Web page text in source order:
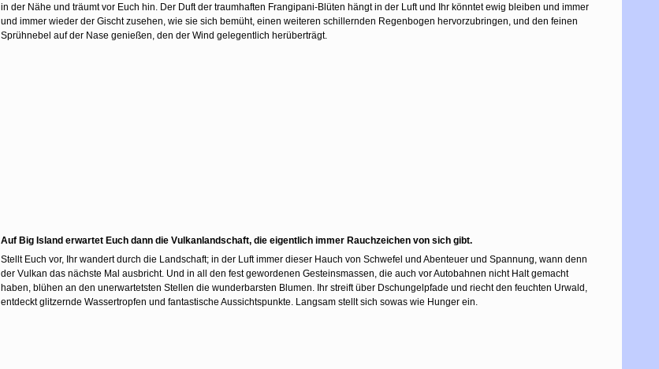
in der Nähe und träumt vor Euch hin. Der Duft der traumhaften Frangipani-Blüten hängt in der Luft und Ihr könntet ewig bleiben und immer
und immer wieder der Gischt zusehen, wie sie sich bemüht, einen weiteren schillernden Regenbogen hervorzubringen, und den feinen
Sprühnebel auf der Nase genießen, den der Wind gelegentlich herüberträgt.
Auf Big Island erwartet Euch dann die Vulkanlandschaft, die eigentlich immer Rauchzeichen von sich gibt.
Stellt Euch vor, Ihr wandert durch die Landschaft; in der Luft immer dieser Hauch von Schwefel und Abenteuer und Spannung, wann denn
der Vulkan das nächste Mal ausbricht. Und in all den fest gewordenen Gesteinsmassen, die auch vor Autobahnen nicht Halt gemacht
haben, blühen an den unerwartetsten Stellen die wunderbarsten Blumen. Ihr streift über Dschungelpfade und riecht den feuchten Urwald,
entdeckt glitzernde Wassertropfen und fantastische Aussichtspunkte. Langsam stellt sich sowas wie Hunger ein.